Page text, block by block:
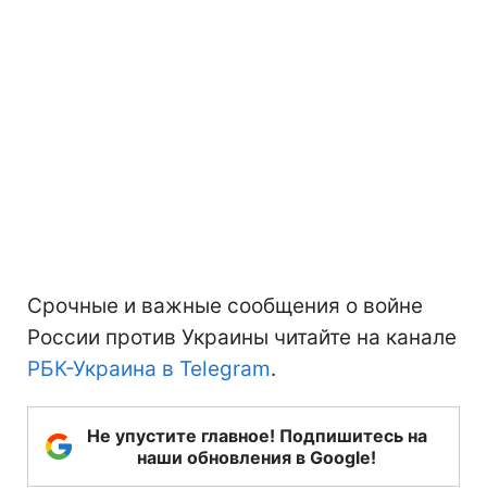
Срочные и важные сообщения о войне
России против Украины читайте на канале
РБК-Украина в Telegram.
Не упустите главное! Подпишитесь на
наши обновления в Google!